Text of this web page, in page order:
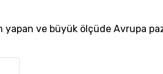
ve büyük ölçüde Avrupa